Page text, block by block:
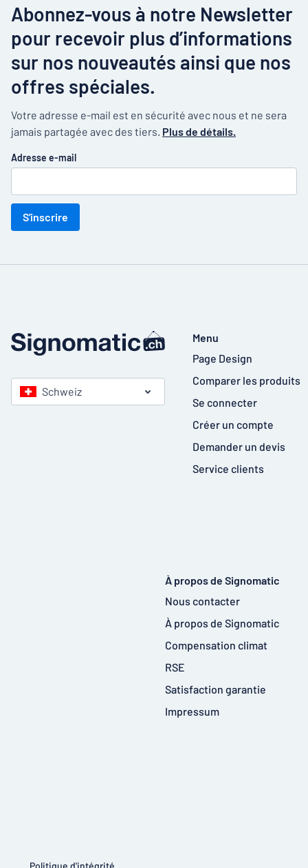
Abonnez-vous à notre Newsletter
pour recevoir plus d’informations
sur nos nouveautés ainsi que nos
offres spéciales.
Votre adresse e-mail est en sécurité avec nous et ne sera
jamais partagée avec des tiers. Plus de détails.
Adresse e-mail
S'inscrire
Schweiz
Menu
Page Design
Comparer les produits
Se connecter
Créer un compte
Demander un devis
Service clients
À propos de Signomatic
Nous contacter
À propos de Signomatic
Compensation climat
RSE
Satisfaction garantie
Impressum
Politique d'intégrité